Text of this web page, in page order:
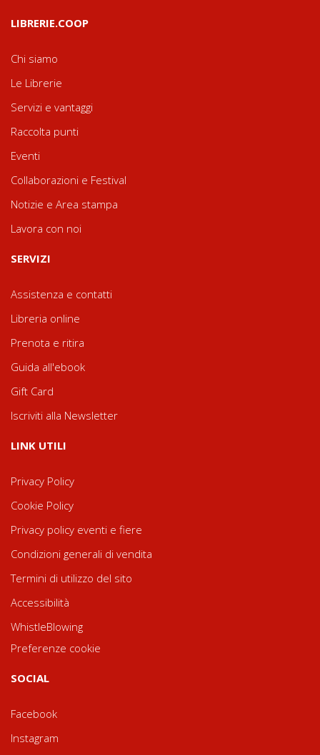
LIBRERIE.COOP
Chi siamo
Le Librerie
Servizi e vantaggi
Raccolta punti
Eventi
Collaborazioni e Festival
Notizie e Area stampa
Lavora con noi
SERVIZI
Assistenza e contatti
Libreria online
Prenota e ritira
Guida all'ebook
Gift Card
Iscriviti alla Newsletter
LINK UTILI
Privacy Policy
Cookie Policy
Privacy policy eventi e fiere
Condizioni generali di vendita
Termini di utilizzo del sito
Accessibilità
WhistleBlowing
Preferenze cookie
SOCIAL
Facebook
Instagram